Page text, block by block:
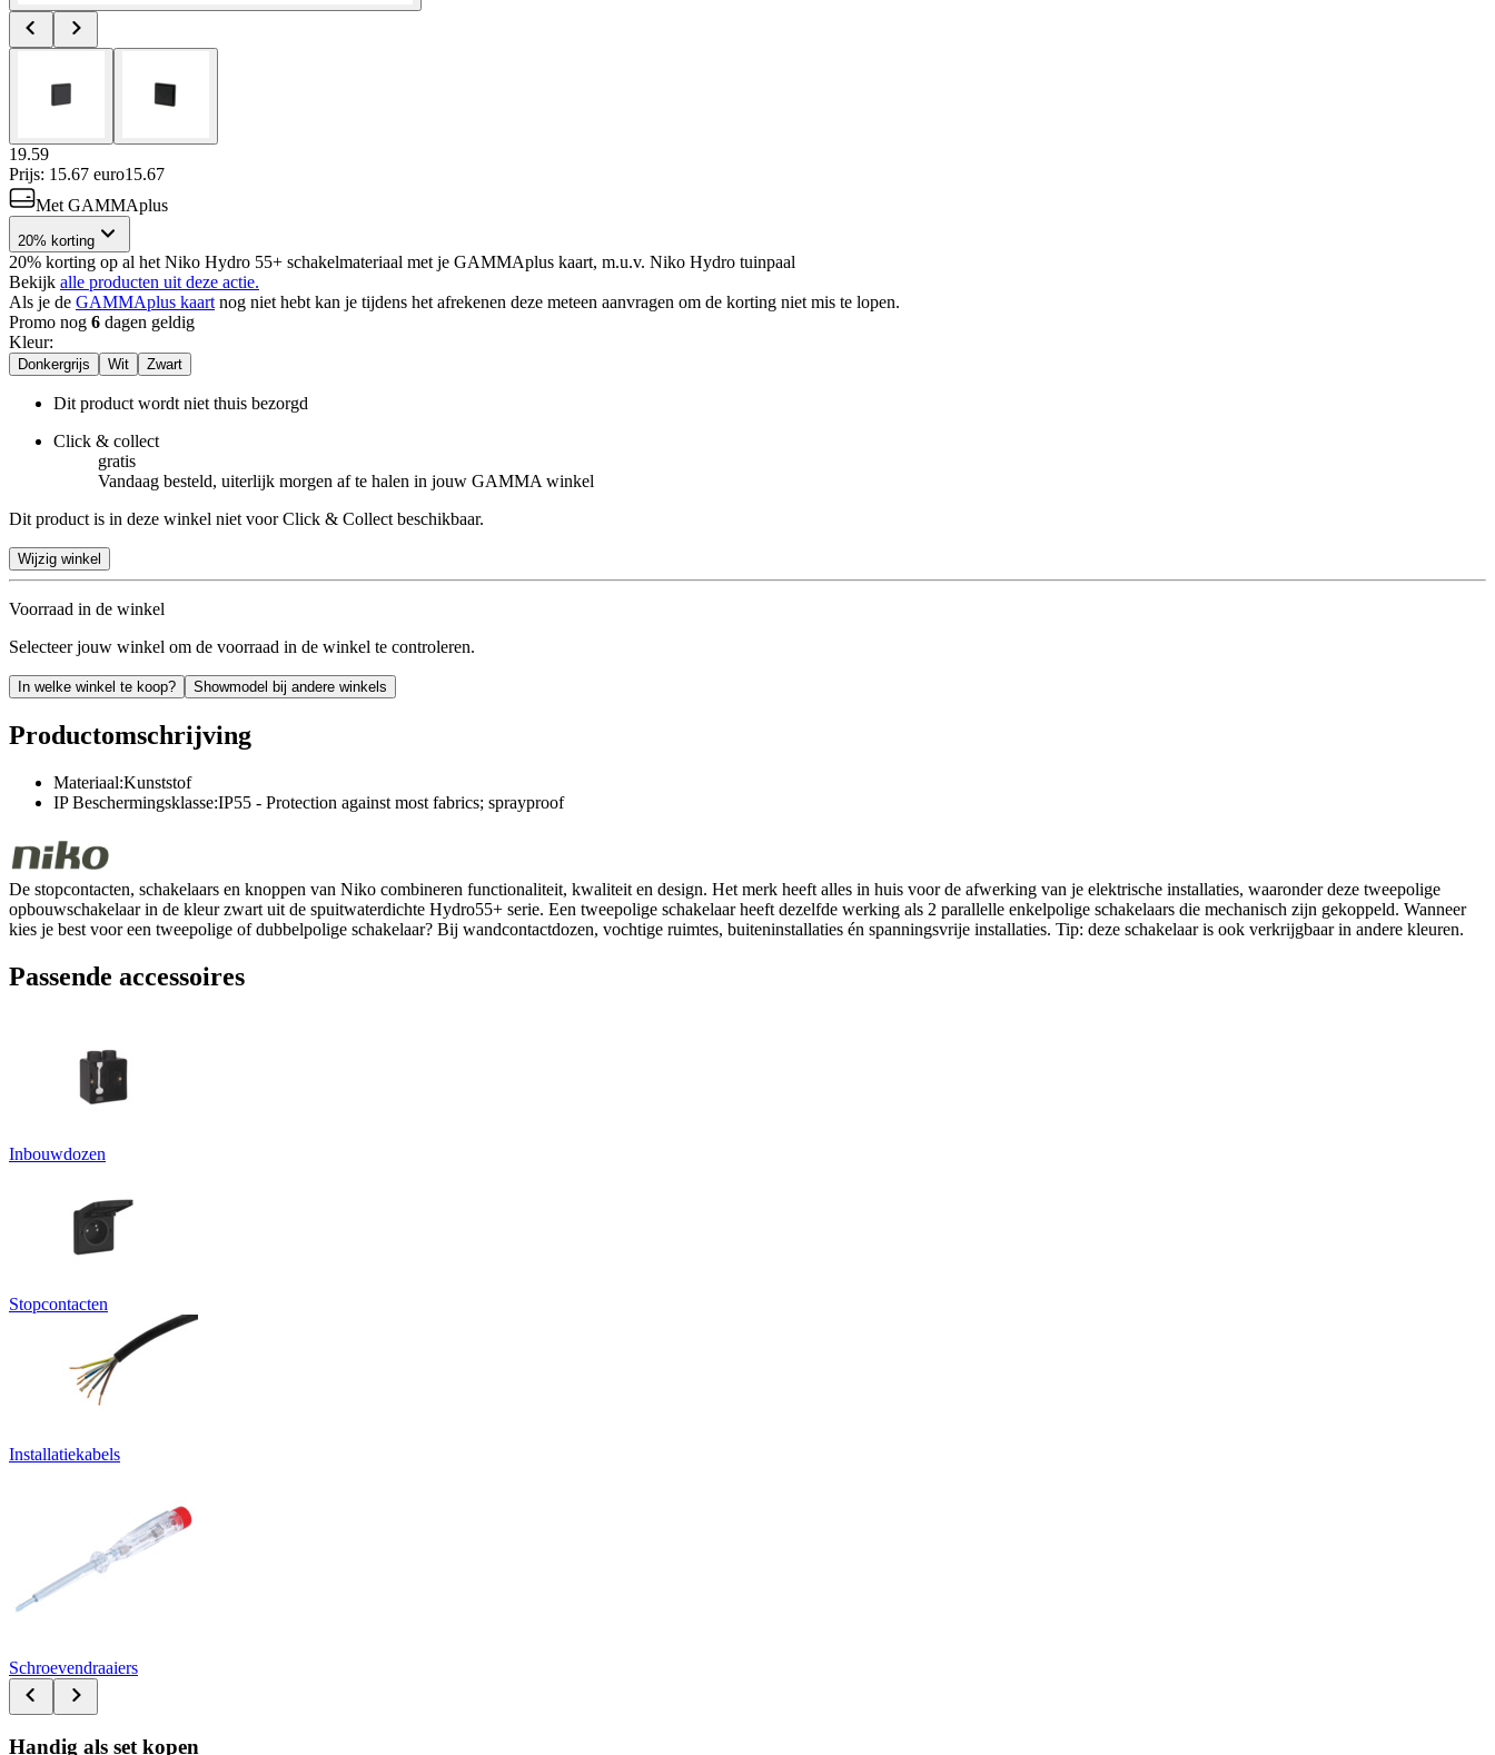
19.59
Prijs: 15.67 euro15.67
Met GAMMAplus
20% korting
20% korting op al het Niko Hydro 55+ schakelmateriaal met je GAMMAplus kaart, m.u.v. Niko Hydro tuinpaal
Bekijk alle producten uit deze actie.
Als je de GAMMAplus kaart nog niet hebt kan je tijdens het afrekenen deze meteen aanvragen om de korting niet mis te lopen.
Promo nog 6 dagen geldig
Kleur:
Donkergrijs Wit Zwart
Dit product wordt niet thuis bezorgd
Click & collect
gratis
Vandaag besteld, uiterlijk morgen af te halen in jouw GAMMA winkel
Dit product is in deze winkel niet voor Click & Collect beschikbaar.
Wijzig winkel
Voorraad in de winkel
Selecteer jouw winkel om de voorraad in de winkel te controleren.
In welke winkel te koop? Showmodel bij andere winkels
Productomschrijving
Materiaal:Kunststof
IP Beschermingsklasse:IP55 - Protection against most fabrics; sprayproof
De stopcontacten, schakelaars en knoppen van Niko combineren functionaliteit, kwaliteit en design. Het merk heeft alles in huis voor de afwerking van je elektrische installaties, waaronder deze tweepolige
opbouwschakelaar in de kleur zwart uit de spuitwaterdichte Hydro55+ serie. Een tweepolige schakelaar heeft dezelfde werking als 2 parallelle enkelpolige schakelaars die mechanisch zijn gekoppeld. Wanneer
kies je best voor een tweepolige of dubbelpolige schakelaar? Bij wandcontactdozen, vochtige ruimtes, buiteninstallaties én spanningsvrije installaties. Tip: deze schakelaar is ook verkrijgbaar in andere kleuren.
Passende accessoires
Inbouwdozen
Stopcontacten
Installatiekabels
Schroevendraaiers
Handig als set kopen